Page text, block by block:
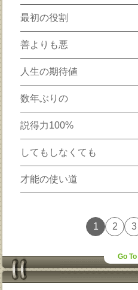
最初の役割
善よりも悪
人生の期待値
数年ぶりの
説得力100%
してもしなくても
才能の使い道
1 2 3
Go